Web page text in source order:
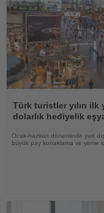
Oku
Türk turistler yılın ilk
dolarlık hediyelik
Ocak-haziran döneminde yurt
büyük pay konaklama ve yeme